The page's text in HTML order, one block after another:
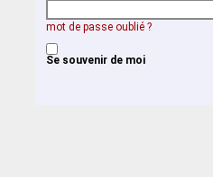
mot de passe oublié ?
Se souvenir de moi